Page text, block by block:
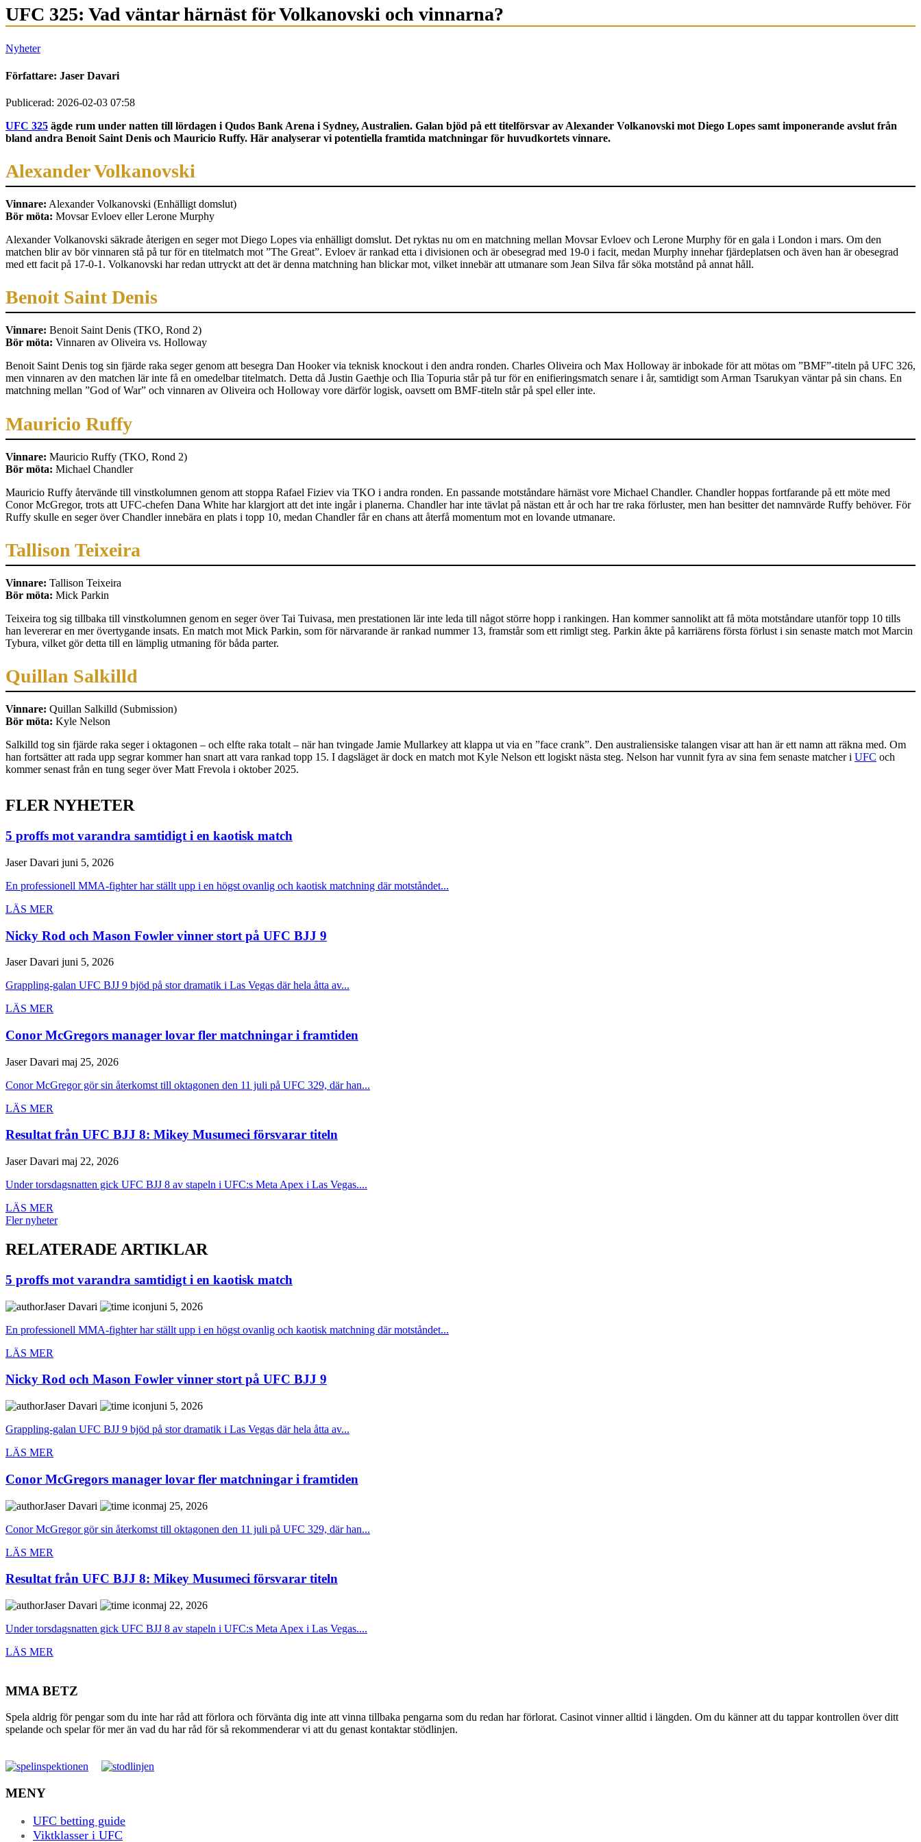
UFC 325: Vad väntar härnäst för Volkanovski och vinnarna?
Nyheter
Författare: Jaser Davari
Publicerad: 2026-02-03 07:58
UFC 325 ägde rum under natten till lördagen i Qudos Bank Arena i Sydney, Australien. Galan bjöd på ett titelförsvar av Alexander Volkanovski mot Diego Lopes samt imponerande avslut från
bland andra Benoit Saint Denis och Mauricio Ruffy. Här analyserar vi potentiella framtida matchningar för huvudkortets vinnare.
Alexander Volkanovski
Vinnare: Alexander Volkanovski (Enhälligt domslut)
Bör möta: Movsar Evloev eller Lerone Murphy
Alexander Volkanovski säkrade återigen en seger mot Diego Lopes via enhälligt domslut. Det ryktas nu om en matchning mellan Movsar Evloev och Lerone Murphy för en gala i London i mars. Om den
matchen blir av bör vinnaren stå på tur för en titelmatch mot ”The Great”. Evloev är rankad etta i divisionen och är obesegrad med 19-0 i facit, medan Murphy innehar fjärdeplatsen och även han är obesegrad
med ett facit på 17-0-1. Volkanovski har redan uttryckt att det är denna matchning han blickar mot, vilket innebär att utmanare som Jean Silva får söka motstånd på annat håll.
Benoit Saint Denis
Vinnare: Benoit Saint Denis (TKO, Rond 2)
Bör möta: Vinnaren av Oliveira vs. Holloway
Benoit Saint Denis tog sin fjärde raka seger genom att besegra Dan Hooker via teknisk knockout i den andra ronden. Charles Oliveira och Max Holloway är inbokade för att mötas om ”BMF”-titeln på UFC 326,
men vinnaren av den matchen lär inte få en omedelbar titelmatch. Detta då Justin Gaethje och Ilia Topuria står på tur för en enifieringsmatch senare i år, samtidigt som Arman Tsarukyan väntar på sin chans. En
matchning mellan ”God of War” och vinnaren av Oliveira och Holloway vore därför logisk, oavsett om BMF-titeln står på spel eller inte.
Mauricio Ruffy
Vinnare: Mauricio Ruffy (TKO, Rond 2)
Bör möta: Michael Chandler
Mauricio Ruffy återvände till vinstkolumnen genom att stoppa Rafael Fiziev via TKO i andra ronden. En passande motståndare härnäst vore Michael Chandler. Chandler hoppas fortfarande på ett möte med
Conor McGregor, trots att UFC-chefen Dana White har klargjort att det inte ingår i planerna. Chandler har inte tävlat på nästan ett år och har tre raka förluster, men han besitter det namnvärde Ruffy behöver. För
Ruffy skulle en seger över Chandler innebära en plats i topp 10, medan Chandler får en chans att återfå momentum mot en lovande utmanare.
Tallison Teixeira
Vinnare: Tallison Teixeira
Bör möta: Mick Parkin
Teixeira tog sig tillbaka till vinstkolumnen genom en seger över Tai Tuivasa, men prestationen lär inte leda till något större hopp i rankingen. Han kommer sannolikt att få möta motståndare utanför topp 10 tills
han levererar en mer övertygande insats. En match mot Mick Parkin, som för närvarande är rankad nummer 13, framstår som ett rimligt steg. Parkin åkte på karriärens första förlust i sin senaste match mot Marcin
Tybura, vilket gör detta till en lämplig utmaning för båda parter.
Quillan Salkilld
Vinnare: Quillan Salkilld (Submission)
Bör möta: Kyle Nelson
Salkilld tog sin fjärde raka seger i oktagonen – och elfte raka totalt – när han tvingade Jamie Mullarkey att klappa ut via en ”face crank”. Den australiensiske talangen visar att han är ett namn att räkna med. Om
han fortsätter att rada upp segrar kommer han snart att vara rankad topp 15. I dagsläget är dock en match mot Kyle Nelson ett logiskt nästa steg. Nelson har vunnit fyra av sina fem senaste matcher i UFC och
kommer senast från en tung seger över Matt Frevola i oktober 2025.
FLER NYHETER
5 proffs mot varandra samtidigt i en kaotisk match
Jaser Davari juni 5, 2026
En professionell MMA-fighter har ställt upp i en högst ovanlig och kaotisk matchning där motståndet...
LÄS MER
Nicky Rod och Mason Fowler vinner stort på UFC BJJ 9
Jaser Davari juni 5, 2026
Grappling-galan UFC BJJ 9 bjöd på stor dramatik i Las Vegas där hela åtta av...
LÄS MER
Conor McGregors manager lovar fler matchningar i framtiden
Jaser Davari maj 25, 2026
Conor McGregor gör sin återkomst till oktagonen den 11 juli på UFC 329, där han...
LÄS MER
Resultat från UFC BJJ 8: Mikey Musumeci försvarar titeln
Jaser Davari maj 22, 2026
Under torsdagsnatten gick UFC BJJ 8 av stapeln i UFC:s Meta Apex i Las Vegas....
LÄS MER
Fler nyheter
RELATERADE ARTIKLAR
5 proffs mot varandra samtidigt i en kaotisk match
Jaser Davari
juni 5, 2026
En professionell MMA-fighter har ställt upp i en högst ovanlig och kaotisk matchning där motståndet...
LÄS MER
Nicky Rod och Mason Fowler vinner stort på UFC BJJ 9
Jaser Davari
juni 5, 2026
Grappling-galan UFC BJJ 9 bjöd på stor dramatik i Las Vegas där hela åtta av...
LÄS MER
Conor McGregors manager lovar fler matchningar i framtiden
Jaser Davari
maj 25, 2026
Conor McGregor gör sin återkomst till oktagonen den 11 juli på UFC 329, där han...
LÄS MER
Resultat från UFC BJJ 8: Mikey Musumeci försvarar titeln
Jaser Davari
maj 22, 2026
Under torsdagsnatten gick UFC BJJ 8 av stapeln i UFC:s Meta Apex i Las Vegas....
LÄS MER
MMA BETZ
Spela aldrig för pengar som du inte har råd att förlora och förvänta dig inte att vinna tillbaka pengarna som du redan har förlorat. Casinot vinner alltid i längden. Om du känner att du tappar kontrollen över ditt
spelande och spelar för mer än vad du har råd för så rekommenderar vi att du genast kontaktar stödlinjen.
MENY
UFC betting guide
Viktklasser i UFC